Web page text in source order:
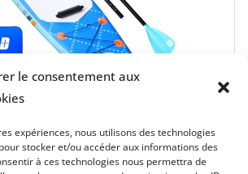
le consentement aux
expériences, nous utilisons des technologies
stocker et/ou accéder aux informations des
à ces technologies nous permettra de
Paddle Gonflable Planches
siège Kayak, Support GO-Pro,